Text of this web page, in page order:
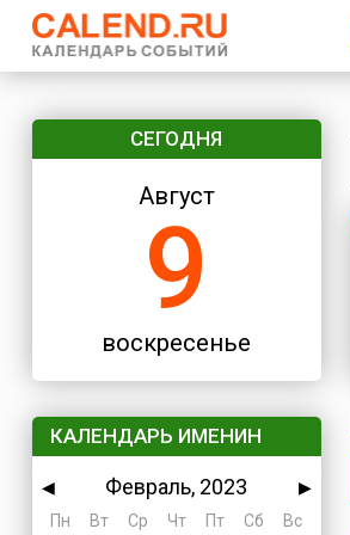
СЕГОДНЯ
Август
9
воскресенье
КАЛЕНДАРЬ ИМЕНИН
◀ Февраль, 2023
▶
Пн
Вт Ср Чт Пт Сб Вс